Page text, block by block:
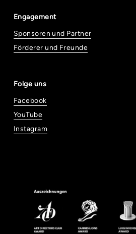
Engagement
Sponsoren und Partner
Förderer und Freunde
Folge uns
Facebook
YouTube
Instagram